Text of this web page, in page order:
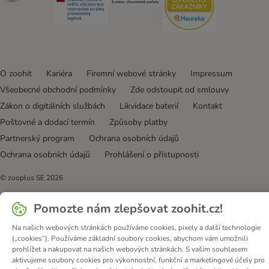
O zoohit Kariéra Firemní webové stránky
Impressum
Všeobecné obchodní podmínky
Zde odstoupit od smlouvy
Zákon o digitálních službách
Likvidace baterií
Kontakt
Poštovné a dodací termín
Způsoby platby
Partnerský program
Ochrana osobních údajů
Ochrana osobních údajů
Prohlášení o přístupnosti
© zooplus SE 2026
Pomozte nám zlepšovat zoohit.cz!
Na našich webových stránkách používáme cookies, pixely a další technologie
(„cookies“). Používáme základní soubory cookies, abychom vám umožnili
prohlížet a nakupovat na našich webových stránkách. S vaším souhlasem
aktivujeme soubory cookies pro výkonnostní, funkční a marketingové účely pro